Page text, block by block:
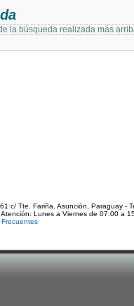
la búsqueda realizada más
c/ Tte. Fariña. Asunción, Paraguay -
Atención: Lunes a Viernes de 07:00 a